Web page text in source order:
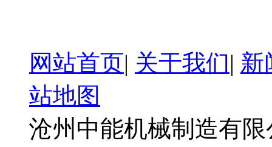
网站首页| 关于我们| 新
站地图
沧州中能机械制造有限